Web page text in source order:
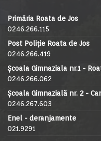
Primăria Roata de Jos
0246.266.115
Post Poliție Roata de Jos
0246.266.419
Școala Gimnaziala nr.1 -
0246.266.062
Școala Gimnazială nr. 2 -
0246.267.603
Enel - deranjamente
021.9291